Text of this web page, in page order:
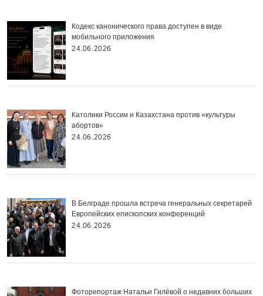
Кодекс канонического права доступен в виде
мобильного приложения
24.06.2026
Католики России и Казахстана против «культуры
абортов»
24.06.2026
В Белграде прошла встреча генеральных секретарей
Европейских епископских конференций
24.06.2026
Фоторепортаж Натальи Гилёвой о недавних больших